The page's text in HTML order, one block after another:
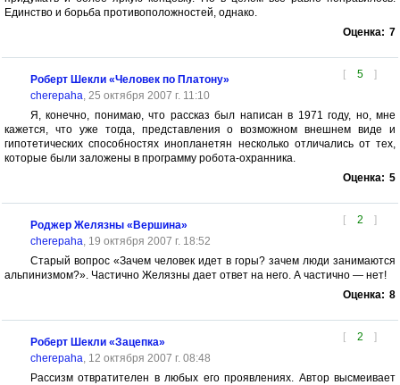
Единство и борьба противоположностей, однако.
Оценка: 7
[ 5 ]
Роберт Шекли «Человек по Платону»
cherepaha, 25 октября 2007 г. 11:10
Я, конечно, понимаю, что рассказ был написан в 1971 году, но, мне
кажется, что уже тогда, представления о возможном внешнем виде и
гипотетических способностях инопланетян несколько отличались от тех,
которые были заложены в программу робота-охранника.
Оценка: 5
[ 2 ]
Роджер Желязны «Вершина»
cherepaha, 19 октября 2007 г. 18:52
Старый вопрос «Зачем человек идет в горы? зачем люди занимаются
альпинизмом?». Частично Желязны дает ответ на него. А частично — нет!
Оценка: 8
[ 2 ]
Роберт Шекли «Зацепка»
cherepaha, 12 октября 2007 г. 08:48
Рассизм отвратителен в любых его проявлениях. Автор высмеивает